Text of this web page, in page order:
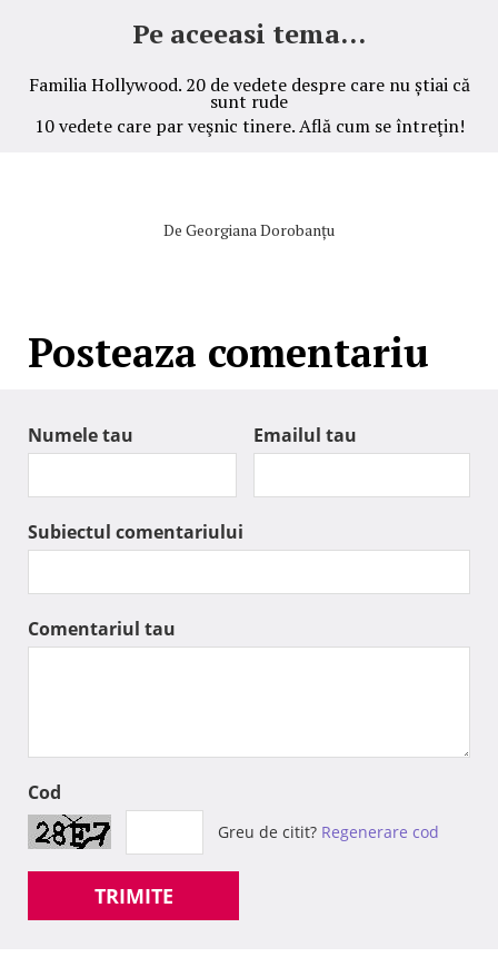
Pe aceeasi tema...
Familia Hollywood. 20 de vedete despre care nu știai că
sunt rude
10 vedete care par veşnic tinere. Află cum se întreţin!
De Georgiana Dorobanțu
Posteaza comentariu
Numele tau Emailul tau
Subiectul comentariului
Comentariul tau
Cod
Greu de citit? Regenerare cod
TRIMITE